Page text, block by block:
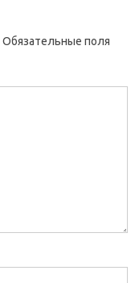
Обязательные поля